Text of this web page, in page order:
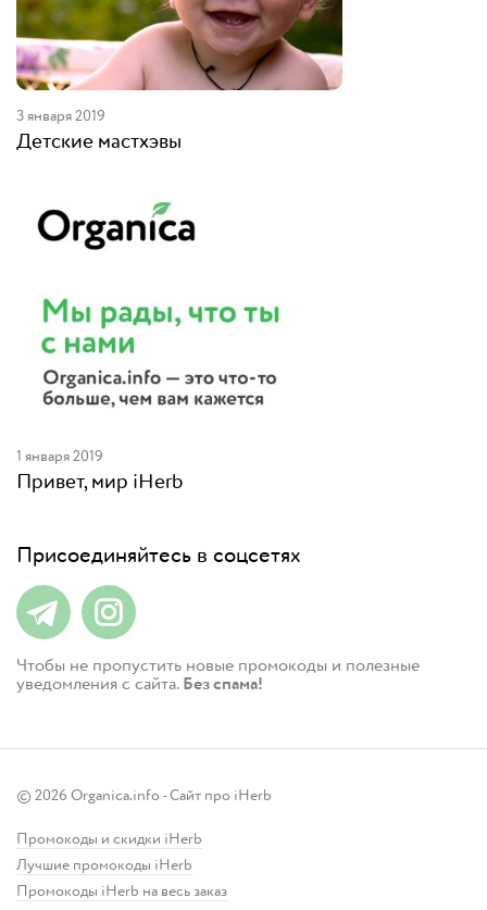
3 января 2019
Детские мастхэвы
1 января 2019
Привет, мир iHerb
Присоединяйтесь в соцсетях
Чтобы не пропустить новые промокоды и полезные
уведомления с сайта. Без спама!
© 2026 Organica.info - Сайт про iHerb
Промокоды и скидки iHerb
Лучшие промокоды iHerb
Промокоды iHerb на весь заказ